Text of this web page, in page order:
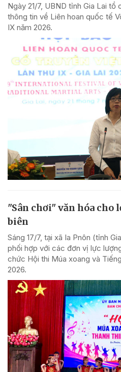
Ngày 21/7, UBND tỉnh Gia Lai
thông tin về Liên hoan quốc tế
IX năm 2026.
"Sân chơi" văn hóa cho
biên
Sáng 17/7, tại xã Ia Pnôn (tỉnh
phối hợp với các đơn vị lực
chức Hội thi Múa xoang và
2026.